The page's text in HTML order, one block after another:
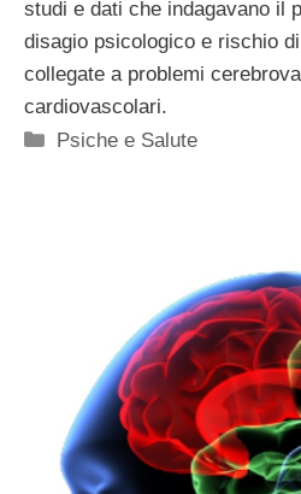
studi e dati che indagavano il
disagio psicologico e rischio
collegate a problemi
cardiovascolari.
Categorie
Psiche e Salute